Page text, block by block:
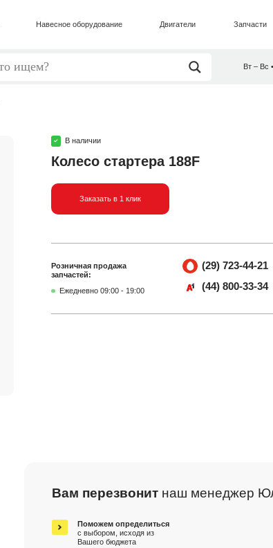
Навесное оборудование Двигатели Запчасти
Вт – Вс
В наличии
Колесо стартера 188F
Заказать в 1 клик
Розничная продажа
запчастей:
Ежедневно 09:00 - 19:00
(29) 723-44-21
(44) 800-33-34
Вам перезвонит наш менеджер
Поможем определиться
с выбором, исходя из
Вашего бюджета